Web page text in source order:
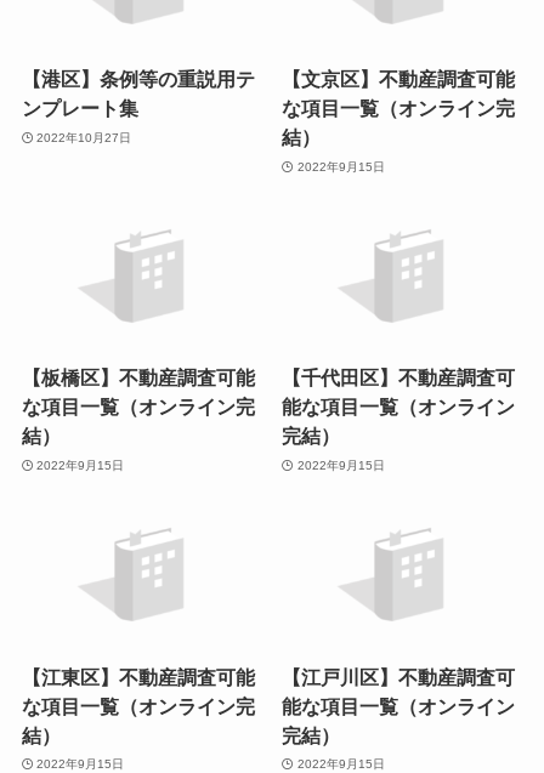
【港区】条例等の重説用テ
ンプレート集
2022年10月27日
【文京区】不動産調査可能
な項目一覧（オンライン完
結）
2022年9月15日
【板橋区】不動産調査可能
な項目一覧（オンライン完
結）
2022年9月15日
【千代田区】不動産調査可
能な項目一覧（オンライン
完結）
2022年9月15日
【江東区】不動産調査可能
な項目一覧（オンライン完
結）
2022年9月15日
【江戸川区】不動産調査可
能な項目一覧（オンライン
完結）
2022年9月15日